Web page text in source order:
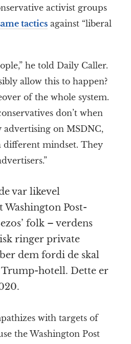
activist groups
tactics against “liberal
he told Daily Caller.
allow this to happen?
of the whole system.
don’t when
advertising on MSDNC,
different mindset. They
var likevel
Post-
folk – verdens
ringer private
dem fordi de skal
hotell. Dette er
with targets of
the Washington Post